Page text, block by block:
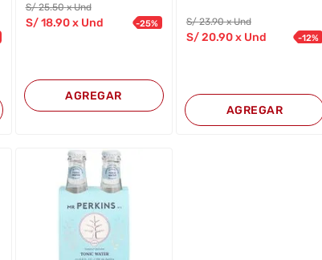
S/25.50 x Und
S/18.90 x Und -25%
AGREGAR
S/23.90 x Und
S/20.90x Und -12%
AGREGAR